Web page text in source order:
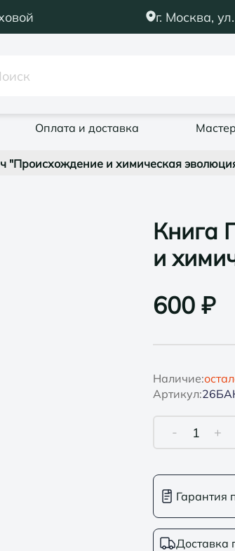
г. Москва,
Оплата и доставка
"Происхождение и химическая
Книга
и
600 ₽
Наличие:
Артикул:
- 1 +
Гарантия
Доставка